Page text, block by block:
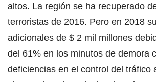
altos. La región se ha recuperado
terroristas de 2016. Pero en 2018
adicionales de $ 2 mil millones
del 61% en los minutos de demora
deficiencias en el control del tráfico